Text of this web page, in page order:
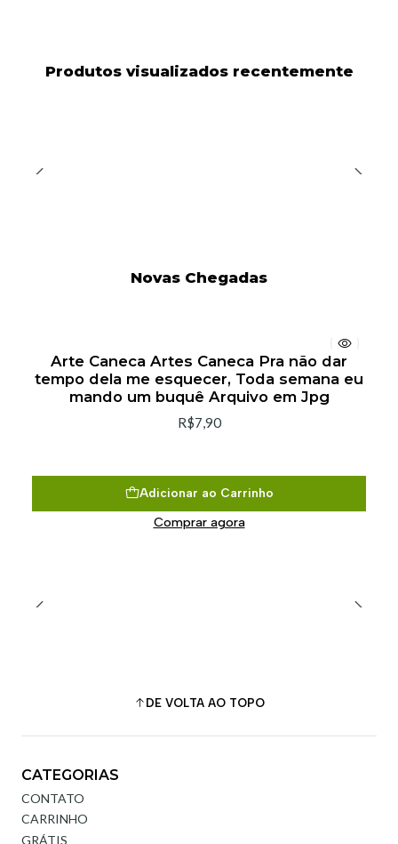
Produtos visualizados recentemente
Novas Chegadas
Arte Caneca Artes Caneca Pra não dar
tempo dela me esquecer, Toda semana eu
mando um buquê Arquivo em Jpg
R$7,90
Adicionar ao Carrinho
Comprar agora
DE VOLTA AO TOPO
CATEGORIAS
CONTATO
CARRINHO
GRÁTIS